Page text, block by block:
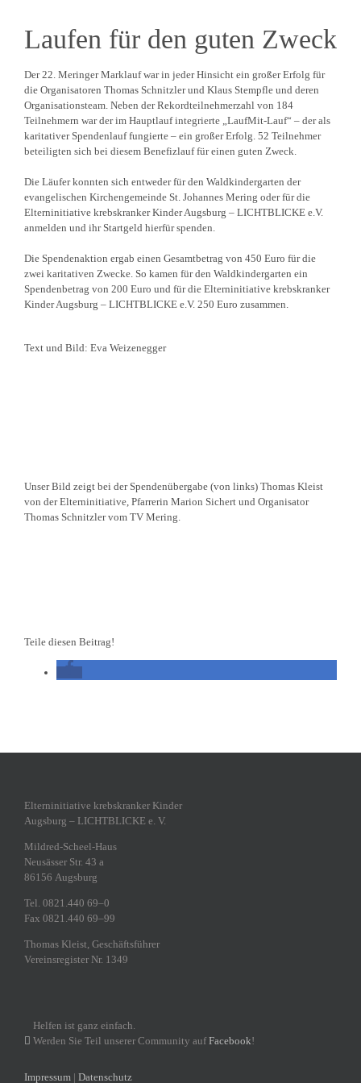
Laufen für den guten Zweck
Der 22. Meringer Marklauf war in jeder Hinsicht ein großer Erfolg für
die Organi­sa­toren Thomas Schnitzler und Klaus Stempfle und deren
Organi­sa­ti­onsteam. Neben der Rekord­teil­neh­merzahl von 184
Teilnehmern war der im Hauptlauf integrierte „LaufMit-Lauf“ – der als
karita­tiver Spendenlauf fungierte – ein großer Erfolg. 52 Teilnehmer
betei­ligten sich bei diesem Benefizlauf für einen guten Zweck.
Die Läufer konnten sich entweder für den Waldkin­der­garten der
evange­li­schen Kirchen­ge­meinde St. Johannes Mering oder für die
Eltern­in­itiative krebs­kranker Kinder Augsburg – LICHTBLICKE e.V.
anmelden und ihr Startgeld hierfür spenden.
Die Spenden­aktion ergab einen Gesamt­betrag von 450 Euro für die
zwei karita­tiven Zwecke. So kamen für den Waldkin­der­garten ein
Spenden­betrag von 200 Euro und für die Eltern­in­itiative krebs­kranker
Kinder Augsburg – LICHTBLICKE e.V. 250 Euro zusammen.
Text und Bild: Eva Weizenegger
Unser Bild zeigt bei der Spenden­übergabe (von links) Thomas Kleist
von der Eltern­in­itiative, Pfarrerin Marion Sichert und Organi­sator
Thomas Schnitzler vom TV Mering.
Teile diesen Beitrag!
Eltern­in­itiative krebs­kranker Kinder
Augsburg – LICHTBLICKE e. V.
Mildred-Scheel-Haus
Neusässer Str. 43 a
86156 Augsburg
Tel. 0821.440 69–0
Fax 0821.440 69–99
Thomas Kleist, Geschäftsführer
Vereins­re­gister Nr. 1349
Helfen ist ganz einfach.
Werden Sie Teil unserer Community aufFacebook!
Impressum | Datenschutz